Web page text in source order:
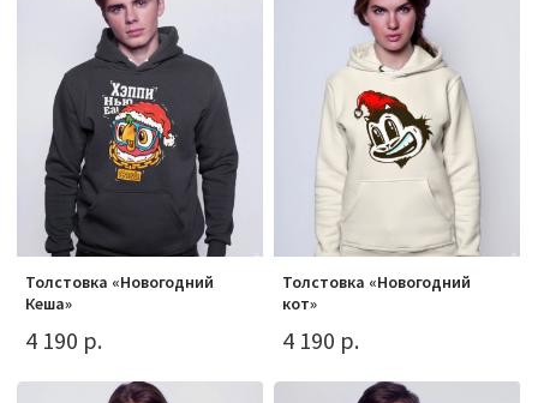
Толстовка «Новогодний
Кеша»
4 190 р.
Толстовка «Новогодний
кот»
4 190 р.